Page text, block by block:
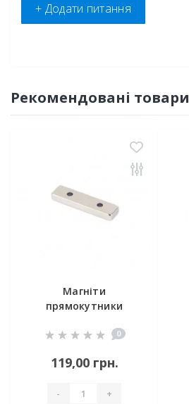
+ Додати питання
Рекомендовані товари
Магніти
прямокутники
0
119,00 грн.
- +